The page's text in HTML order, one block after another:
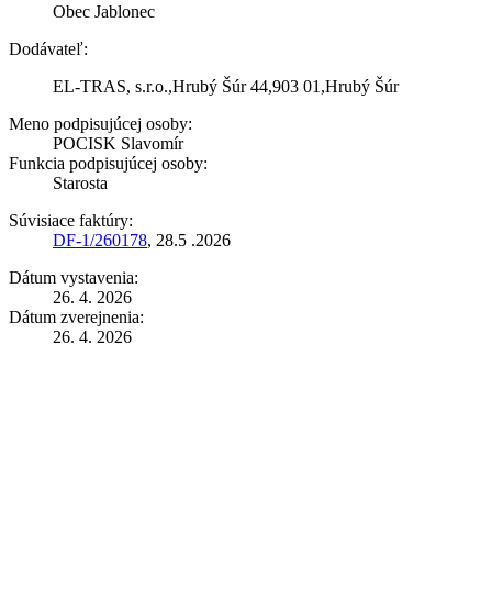
Obec Jablonec
Dodávateľ:
EL-TRAS, s.r.o.,Hrubý Šúr 44,903 01,Hrubý Šúr
Meno podpisujúcej osoby:
POCISK Slavomír
Funkcia podpisujúcej osoby:
Starosta
Súvisiace faktúry:
DF-1/260178, 28.5 .2026
Dátum vystavenia:
26. 4. 2026
Dátum zverejnenia:
26. 4. 2026